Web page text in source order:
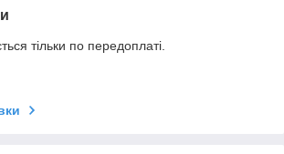
тільки по передоплаті.